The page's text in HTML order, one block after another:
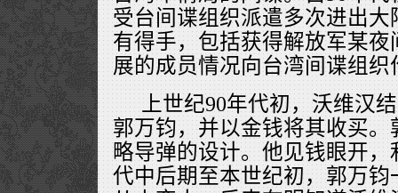
受台间谍组织派遣多次进出
有得手，包括获得解放军某
展的成员情况向台湾间谍组织
上世纪90年代初，沃维汉
郭万钧，并以金钱将其收买
略导弹的设计。他见钱眼开
代中后期至本世纪初，郭万